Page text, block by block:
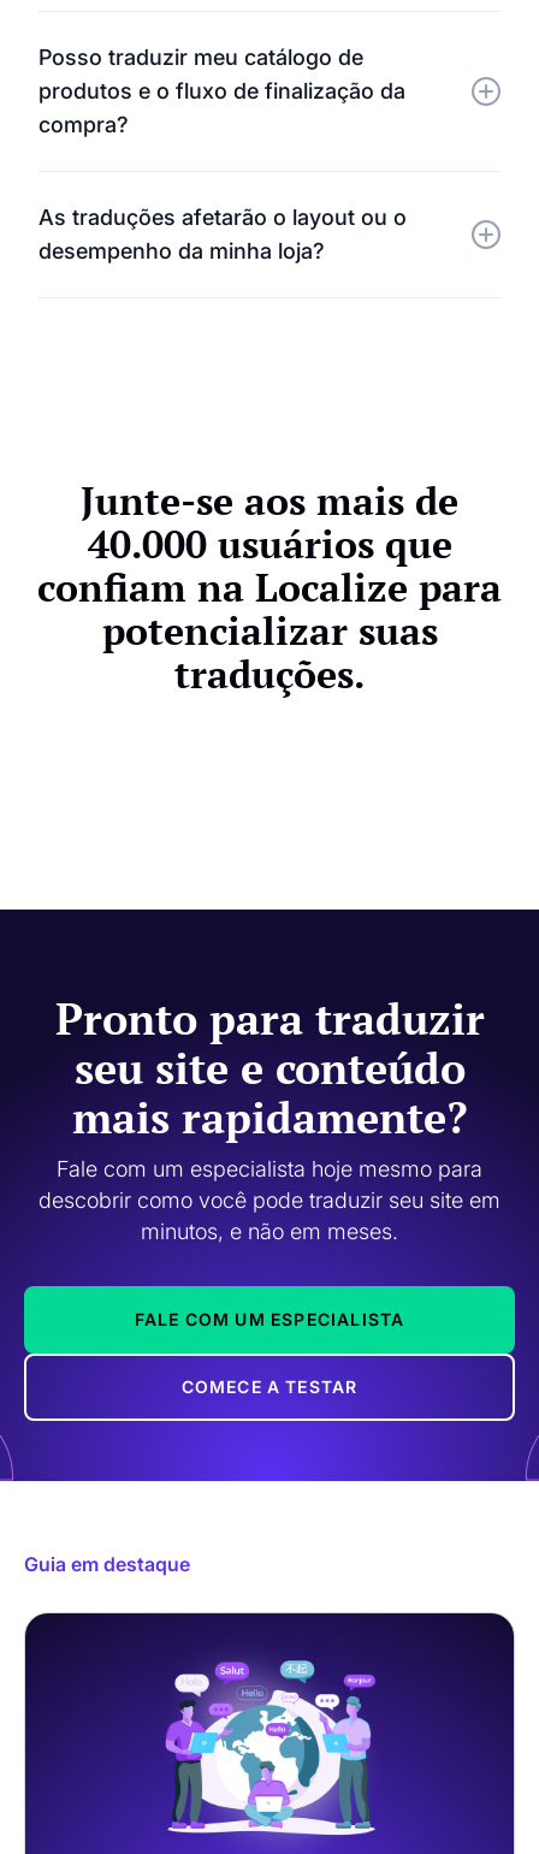
BigCommerce por meio de um pequeno trecho de
JavaScript. Ele detecta e traduz automaticamente
todo o conteúdo visível — sem necessidade de
Posso traduzir meu catálogo de
produtos e o fluxo de finalização da
compra?
títulos de produtos, descrições, menus, etapas de
finalização da compra e comunicações com o
As traduções afetarão o layout ou o
desempenho da minha loja?
Junte-se aos mais de
40.000 usuários que
confiam na Localize para
potencializar suas
traduções.
Pronto para traduzir
seu site e conteúdo
mais rapidamente?
Fale com um especialista hoje mesmo para
descobrir como você pode traduzir seu site em
minutos, e não em meses.
FALE COM UM ESPECIALISTA
COMECE A TESTAR
Guia em destaque